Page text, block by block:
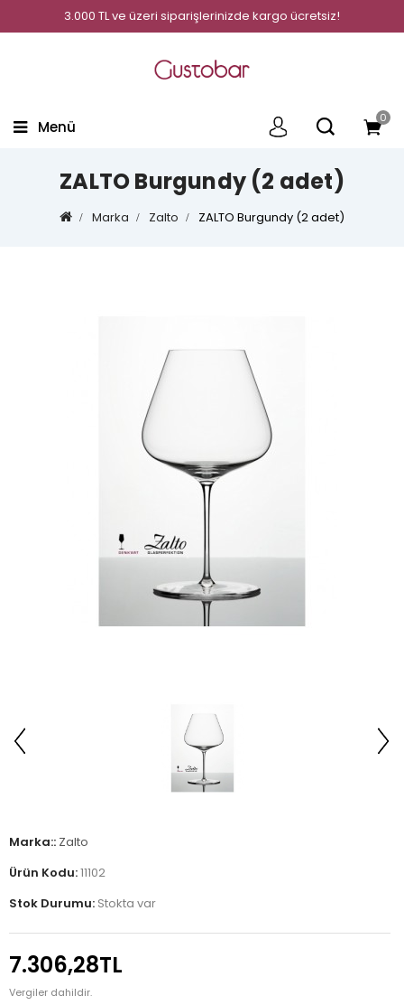
3.000 TL ve üzeri siparişlerinizde kargo ücretsiz!
0
Menü
ZALTO Burgundy (2 adet)
Marka Zalto ZALTO Burgundy (2 adet)
Marka:: Zalto
Ürün Kodu:11102
Stok Durumu: Stokta var
7.306,28TL
Vergiler dahildir.